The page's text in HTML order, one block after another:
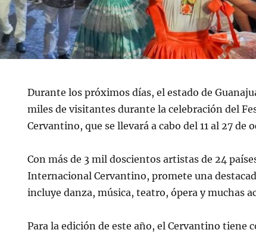
Durante los próximos días, el estado de
miles de visitantes durante la celebración del
Cervantino, que se llevará a cabo del 11 al 27 de
Con más de 3 mil doscientos artistas de 24
Internacional Cervantino, promete una
incluye danza, música, teatro, ópera y muchas
Para la edición de este año, el Cervantino tiene